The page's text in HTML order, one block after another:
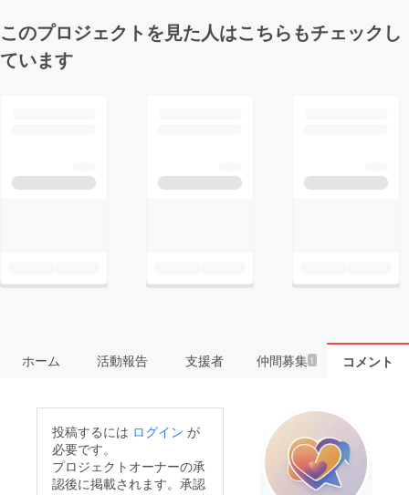
このプロジェクトを見た人はこちらもチェックし
ています
ホーム 活動報告 支援者 仲間募集 1 コメント
投稿するには ログイン が
必要です。
プロジェクトオーナーの承
認後に掲載されます。承認